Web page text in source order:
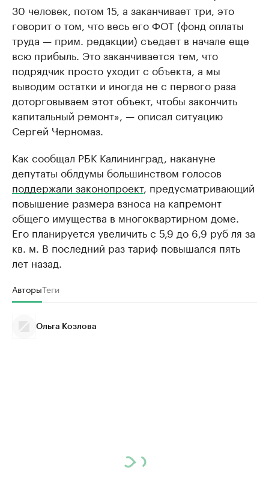
30 человек, потом 15, а заканчивает три, это
говорит о том, что весь его ФОТ (фонд оплаты
труда — прим. редакции) съедает в начале еще
всю прибыль. Это заканчивается тем, что
подрядчик просто уходит с объекта, а мы
выводим остатки и иногда не с первого раза
доторговываем этот объект, чтобы закончить
капитальный ремонт», — описал ситуацию
Сергей Черномаз.
Как сообщал РБК Калининград, накануне
депутаты облдумы большинством голосов
поддержали законопроект, предусматривающий
повышение размера взноса на капремонт
общего имущества в многоквартирном доме.
Его планируется увеличить с 5,9 до 6,9 руб ля за
кв. м. В последний раз тариф повышался пять
лет назад.
АвторыТеги
Ольга Козлова